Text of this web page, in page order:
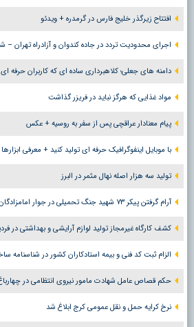
افتتاح زیرگذر خلیج فارس در گرمدره + ویدئو
اجرای محدودیت تردد در جاده کندوان و آزادراه تهران – شمال ؛ ١١
دامنه های جعلی؛ کلاهبرداری ساده ای که کاربران حرفه
مواد غذایی که هرگز نباید در فریزر گذاشت
پیام معنادار عراقچی پس از سفر به روسیه + عکس
با موبایل اینفوگرافیک حرفه ای تولید کنید + معرفی
تولید سه هزار اصله نهال مثمر در البرز
آرام گرفتن پیکر ۷۳ شهید جنگ تحمیلی در جوار امامزادگان استان البرز
کشف کارگاه غیرمجاز تولید لوازم آرایشی و بهداشتی در
الزام ثبت کد فنی و بیمه استادکاران کشور در شناسنامه
حکم قصاص عامل شهادت مامور نیروی انتظامی در
نرخ کرایه حمل و نقل عمومی کرج ابلاغ شد